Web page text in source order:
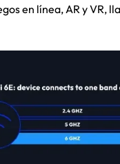
en línea, AR y VR,